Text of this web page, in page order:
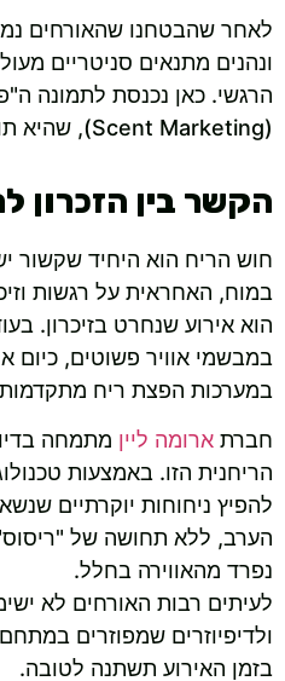
לאחר שהבטחנו שהאורחים
ונהנים מתנאים סניטריים
הרגשי. כאן נכנסת לתמונה
(Scent Marketing), שהיא תורה שלמה בפני עצמה.
הקשר בין הזכרון
חוש הריח הוא היחיד שקשור
במוח, האחראית על רגשות
הוא אירוע שנחרט בזיכרון.
במבשמי אוויר פשוטים, כיום
במערכות הפצת ריח
חברת ארומה ליין מתמחה
הריחנית הזו. באמצעות
להפיץ ניחוחות יוקרתיים
הערב, ללא תחושה של
נפרד מהאווירה בחלל.
לעיתים רבות האורחים לא
ולדיפיוזרים שמפוזרים
בזמן האירוע תשתנה לטובה.